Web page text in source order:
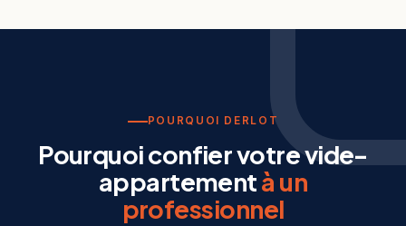
POURQUOI DERLOT
Pourquoi confier votre vide-
appartementà un
professionnel